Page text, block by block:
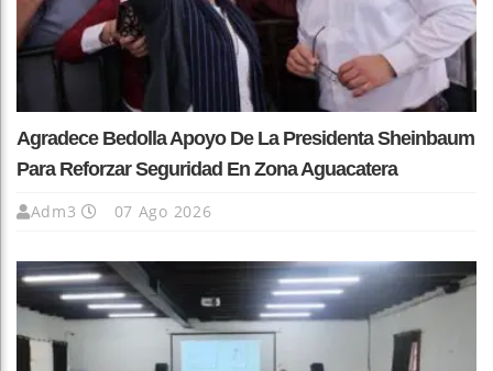
Agradece Bedolla Apoyo De La Presidenta Sheinbaum
Para Reforzar Seguridad En Zona Aguacatera
Adm3 07 Ago 2026